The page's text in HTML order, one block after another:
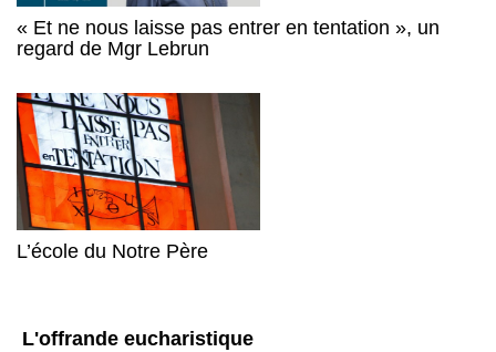
« Et ne nous laisse pas entrer en tentation », un
regard de Mgr Lebrun
L’école du Notre Père
L'offrande eucharistique